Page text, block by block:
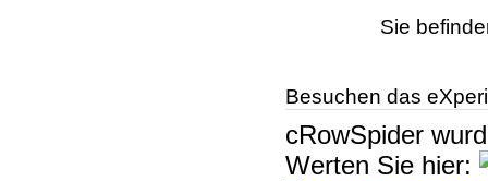
Sie
Besuchen das
cRowSpider
Werten Sie hier: